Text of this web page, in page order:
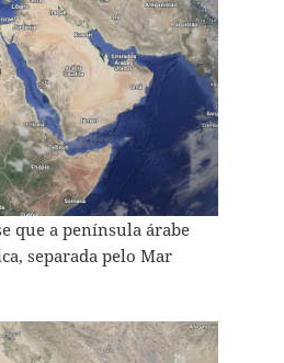
que a península árabe
separada pelo Mar